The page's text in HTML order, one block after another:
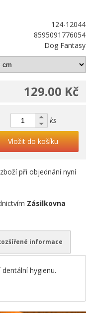
124-12044
8595091776054
Dog Fantasy
129.00 Kč
ks
Vložit do košíku
při objednání nyní
Zásilkovna
informace
hygienu.